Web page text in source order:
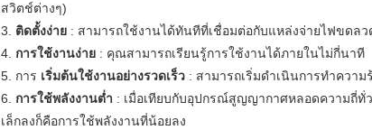
สวิตช์ต่างๆ)
3. ติดตั้งง่าย : สามารถใช้งานได้ทันทีที่เชื่อมต่อกับแหล่งจ่ายไฟขดล
4. การใช้งานง่าย : คุณสามารถเรียนรู้การใช้งานได้ภายในไม่กี่นาที
5. การ เริ่มต้นใช้งานอย่างรวดเร็ว : สามารถเริ่มดำเนินการทำควา
6. การใช้พลังงานต่ำ : เมื่อเทียบกับอุปกรณ์สูญญากาศหลอดความถี่ทั่
เล็กลงก็คือการใช้พลังงานที่น้อยลง